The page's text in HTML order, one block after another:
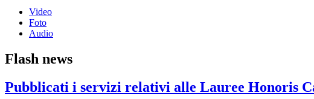
Video
Foto
Audio
Flash news
Pubblicati i servizi relativi alle Lauree Honoris